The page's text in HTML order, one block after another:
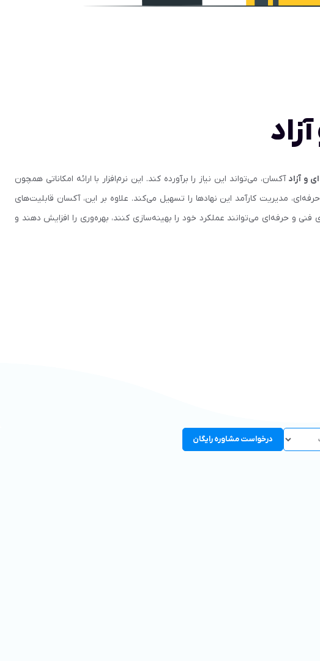
و آزاد آکسان، می‌تواند این نیاز را برآورده کند. این نرم‌افزار با ارائه امکاناتی همچون
مدیریت کارآمد این نهادها را تسهیل می‌کند. علاوه بر این، آکسان قابلیت‌های
و حرفه‌ای می‌توانند عملکرد خود را بهینه‌سازی کنند، بهره‌وری را افزایش دهند و